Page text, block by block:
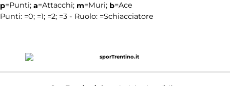
p=Punti; a=Attacchi; m=Muri; b=Ace
Punti: =0; =1; =2; =3 - Ruolo: =Schiacciatore